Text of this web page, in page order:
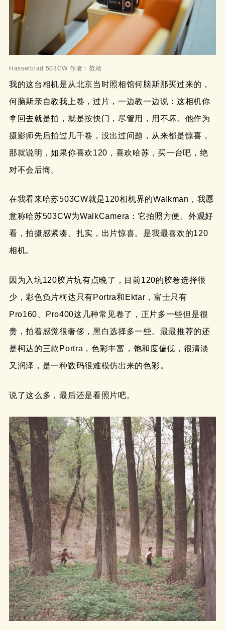
Hasselblad 503CW 作者：范靖
我的这台相机是从北京当时照相馆何脑斯那买过来的，
何脑斯亲自教我上卷，过片，一边教一边说：这相机你
拿回去就是拍，就是按快门，尽管用，用不坏。他作为
摄影师先后拍过几千卷，没出过问题，从来都是惊喜，
那就说明，如果你喜欢120，喜欢哈苏，买一台吧，绝
对不会后悔。
在我看来哈苏503CW就是120相机界的Walkman，我愿
意称哈苏503CW为WalkCamera：它拍照方便、外观好
看，拍摄感紧凑、扎实，出片惊喜。是我最喜欢的120
相机。
因为入坑120胶片坑有点晚了，目前120的胶卷选择很
少，彩色负片柯达只有Portra和Ektar，富士只有
Pro160、Pro400这几种常见卷了，正片多一些但是很
贵，拍着感觉很奢侈，黑白选择多一些。最最推荐的还
是柯达的三款Portra，色彩丰富，饱和度偏低，很清淡
又润泽，是一种数码很难模仿出来的色彩。
说了这么多，最后还是看照片吧。